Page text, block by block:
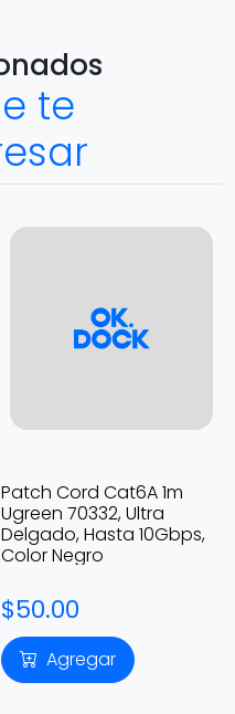
te
Patch Cord Cat6A 1m
Ugreen 70332, Ultra
Delgado, Hasta 10Gbps,
Color Negro
$50.00
Agregar